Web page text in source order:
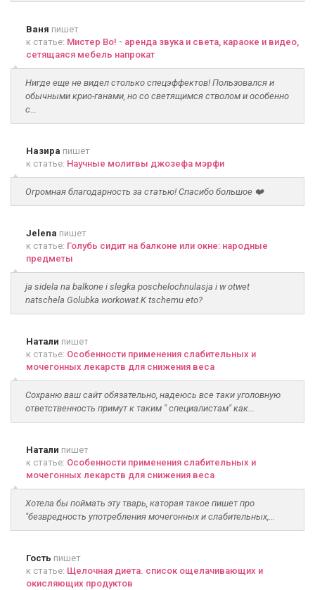
Ваня пишет
к статье: Мистер Во! - аренда звука и света, караоке и видео,
сетящаяся мебель напрокат
Нигде еще не видел столько спецэффектов! Пользовался и
обычными крио-ганами, но со светящимся стволом и особенно
с...
Назира пишет
к статье: Научные молитвы джозефа мэрфи
Огромная благодарность за статью! Спасибо большое ❤️
Jelena пишет
к статье: Голубь сидит на балконе или окне: народные
предметы
ja sidela na balkone i slegka poschelochnulasja i w otwet
natschela Golubka workowat.K tschemu eto?
Натали пишет
к статье: Особенности применения слабительных и
мочегонных лекарств для снижения веса
Сохраню ваш сайт обязательно, надеюсь все таки уголовную
ответственность примут к таким " специалистам" как...
Натали пишет
к статье: Особенности применения слабительных и
мочегонных лекарств для снижения веса
Хотела бы поймать эту тварь, каторая такое пишет про
"безвредность употребления мочегонных и слабительных,...
Гость пишет
к статье: Щелочная диета. список ощелачивающих и
окисляющих продуктов